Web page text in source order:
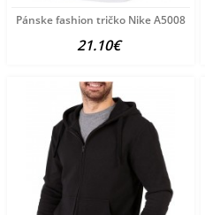
Pánske fashion tričko Nike A5008
21.10€